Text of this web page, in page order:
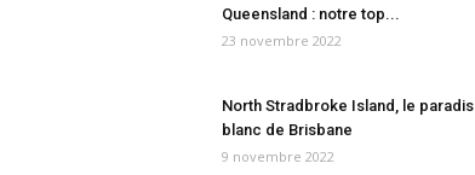
Queensland : notre top...
23 novembre 2022
North Stradbroke Island, le paradis
blanc de Brisbane
9 novembre 2022